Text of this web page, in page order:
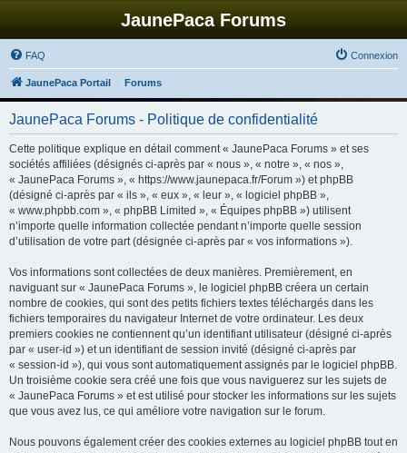
JaunePaca Forums
FAQ Connexion
JaunePaca Portail Forums
JaunePaca Forums - Politique de confidentialité
Cette politique explique en détail comment « JaunePaca Forums » et ses
sociétés affiliées (désignés ci-après par « nous », « notre », « nos »,
« JaunePaca Forums », « https://www.jaunepaca.fr/Forum ») et phpBB
(désigné ci-après par « ils », « eux », « leur », « logiciel phpBB »,
« www.phpbb.com », « phpBB Limited », « Équipes phpBB ») utilisent
n’importe quelle information collectée pendant n’importe quelle session
d’utilisation de votre part (désignée ci-après par « vos informations »).
Vos informations sont collectées de deux manières. Premièrement, en
naviguant sur « JaunePaca Forums », le logiciel phpBB créera un certain
nombre de cookies, qui sont des petits fichiers textes téléchargés dans les
fichiers temporaires du navigateur Internet de votre ordinateur. Les deux
premiers cookies ne contiennent qu’un identifiant utilisateur (désigné ci-après
par « user-id ») et un identifiant de session invité (désigné ci-après par
« session-id »), qui vous sont automatiquement assignés par le logiciel phpBB.
Un troisième cookie sera créé une fois que vous naviguerez sur les sujets de
« JaunePaca Forums » et est utilisé pour stocker les informations sur les sujets
que vous avez lus, ce qui améliore votre navigation sur le forum.
Nous pouvons également créer des cookies externes au logiciel phpBB tout en